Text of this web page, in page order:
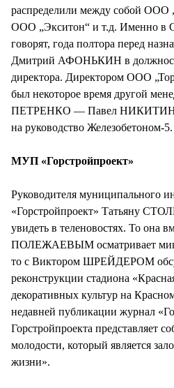
распределили между собой
ООО „Экситон“ и т.д. Именно в
говорят, года полтора перед
Дмитрий АФОНЬКИН в
директора. Директором ООО
был некоторое время другой
ПЕТРЕНКО — Павел НИКИТИН,
на руководство Железобетоном-5.
МУП «Горстройпроект»
Руководителя муниципального
«Горстройпроект» Татьяну
увидеть в теленовостях. То она
ПОЛЕЖАЕВЫМ осматривает
то с Виктором ШРЕЙДЕРОМ
реконструкции стадиона
декоративных культур на
недавней публикации журнал
Горстройпроекта представляет
молодости, который является
жизни».